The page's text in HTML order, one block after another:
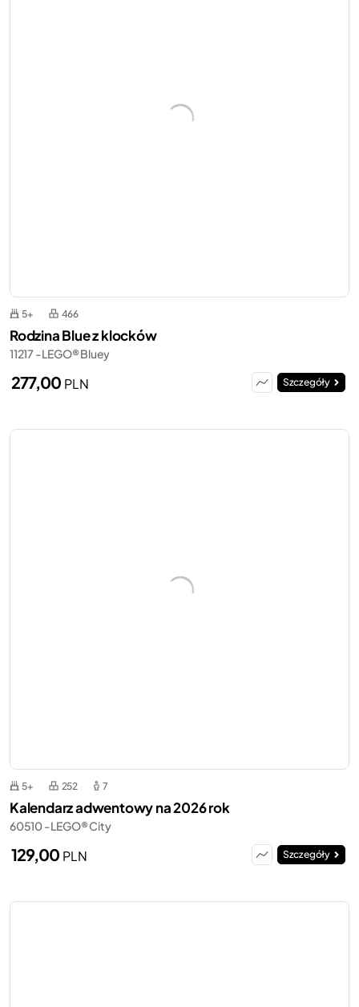
5+ 466
Rodzina Blue z klocków
11217 - LEGO® Bluey
277,00 PLN Szczegóły
5+ 252 7
Kalendarz adwentowy na 2026 rok
60510 - LEGO® City
129,00 PLN Szczegóły